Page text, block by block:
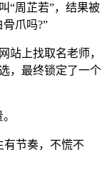
“周芷若”，结果被
爪吗?”
站上找取名老师，
，最终锁定了一个
有节奏，不慌不